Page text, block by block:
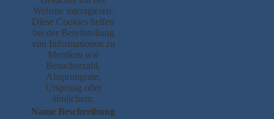
Website interagieren.
Diese Cookies helfen
bei der Bereitstellung
von Informationen zu
Metriken wie
Besucherzahl,
Absprungrate,
Ursprung oder
ähnlichem.
Name Beschreibung